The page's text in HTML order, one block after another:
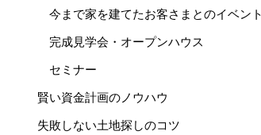
今まで家を建てたお客さまとのイベント
完成見学会・オープンハウス
セミナー
賢い資金計画のノウハウ
失敗しない土地探しのコツ